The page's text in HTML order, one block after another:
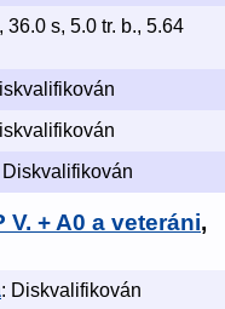
36.0 s, 5.0 tr. b., 5.64
Diskvalifikován
V. + A0 a veteráni,
: Diskvalifikován